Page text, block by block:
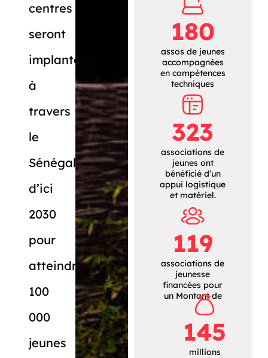
centres
seront
implantés
à
travers
le
Sénégal
d’ici
2030
pour
atteindre
100
000
jeunes
180
assos de jeunes
accompagnées
en compétences
techniques
323
associations de
jeunes ont
bénéficié d’un
appui logistique
et matériel.
119
associations de
jeunesse
financées pour
un Montant de
145
millions